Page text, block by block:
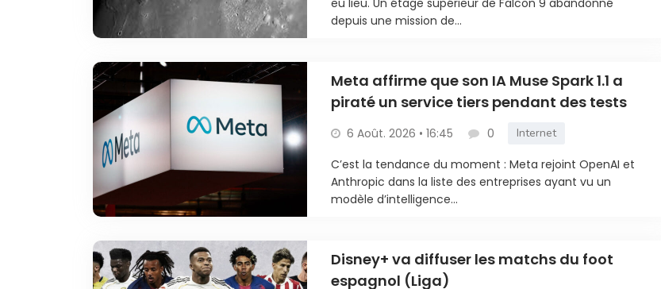
eu lieu. Un étage supérieur de Falcon 9 abandonné
depuis une mission de...
Meta affirme que son IA Muse Spark 1.1 a
piraté un service tiers pendant des tests
6 Août. 2026 • 16:45 0 Internet
C’est la tendance du moment : Meta rejoint OpenAI et
Anthropic dans la liste des entreprises ayant vu un
modèle d’intelligence...
Disney+ va diffuser les matchs du foot
espagnol (Liga)